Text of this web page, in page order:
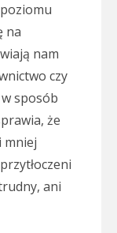
na
nam
czy
sposób
że
mniej
ani